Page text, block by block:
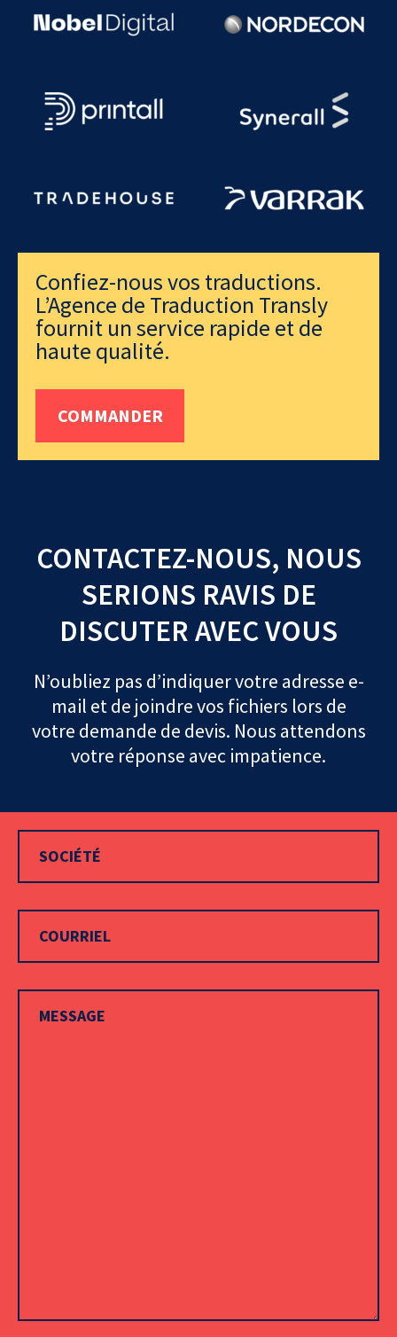
Confiez-nous vos traductions.
L’Agence de Traduction Transly
fournit un service rapide et de
haute qualité.
COMMANDER
CONTACTEZ-NOUS, NOUS
SERIONS RAVIS DE
DISCUTER AVEC VOUS
N’oubliez pas d’indiquer votre adresse e-
mail et de joindre vos fichiers lors de
votre demande de devis. Nous attendons
votre réponse avec impatience.